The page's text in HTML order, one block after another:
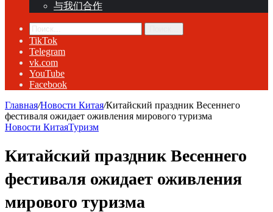
与我们合作
TikTok
Telegram
vk.com
YouTube
Facebook
Главная/Новости Китая/Китайский праздник Весеннего
фестиваля ожидает оживления мирового туризма
Новости КитаяТуризм
Китайский праздник Весеннего
фестиваля ожидает оживления
мирового туризма